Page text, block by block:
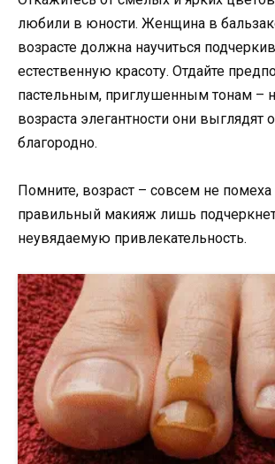
любили в юности. Женщина в
возрасте должна научиться
естественную красоту. Отдайте
пастельным, приглушенным тонам –
возраста элегантности они выглядят
благородно.
Помните, возраст – совсем не помеха
правильный макияж лишь
неувядаемую привлекательность.